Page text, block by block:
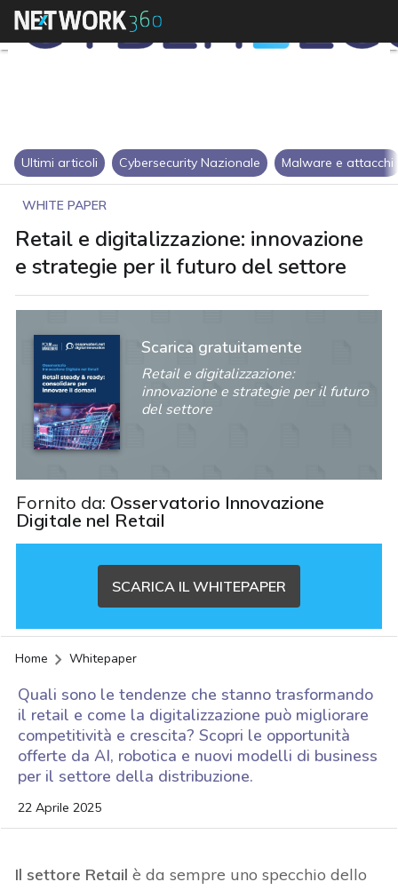
Ultimi articoli Cybersecurity Nazionale Malware e attacchi
WHITE PAPER
Retail e digitalizzazione: innovazione
e strategie per il futuro del settore
Scarica gratuitamente
Retail e digitalizzazione:
innovazione e strategie per il futuro
del settore
Fornito da: Osservatorio Innovazione
Digitale nel Retail
SCARICA IL WHITEPAPER
Home Whitepaper
Quali sono le tendenze che stanno trasformando
il retail e come la digitalizzazione può migliorare
competitività e crescita? Scopri le opportunità
offerte da AI, robotica e nuovi modelli di business
per il settore della distribuzione.
22 Aprile 2025
Il settore Retail è da sempre uno specchio dello